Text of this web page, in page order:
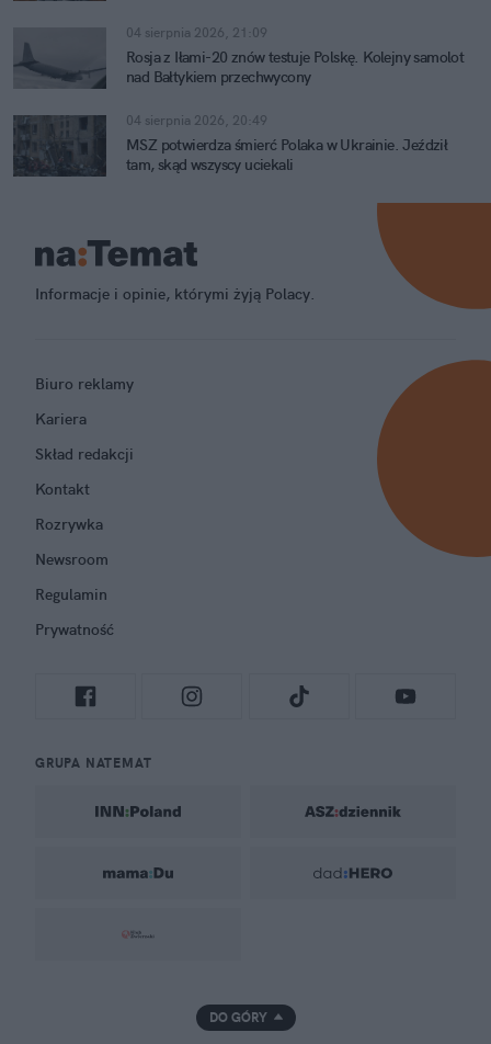
04 sierpnia 2026, 21:09
Rosja z Iłami-20 znów testuje Polskę. Kolejny samolot
nad Bałtykiem przechwycony
04 sierpnia 2026, 20:49
MSZ potwierdza śmierć Polaka w Ukrainie. Jeździł
tam, skąd wszyscy uciekali
Informacje i opinie, którymi żyją Polacy.
Biuro reklamy
Kariera
Skład redakcji
Kontakt
Rozrywka
Newsroom
Regulamin
Prywatność
GRUPA NATEMAT
DO GÓRY